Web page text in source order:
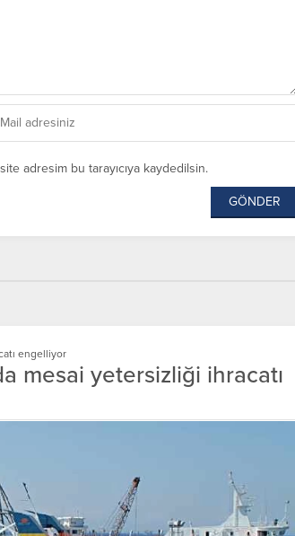
adresim bu tarayıcıya kaydedilsin.
engelliyor
mesai yetersizliği ihracatı